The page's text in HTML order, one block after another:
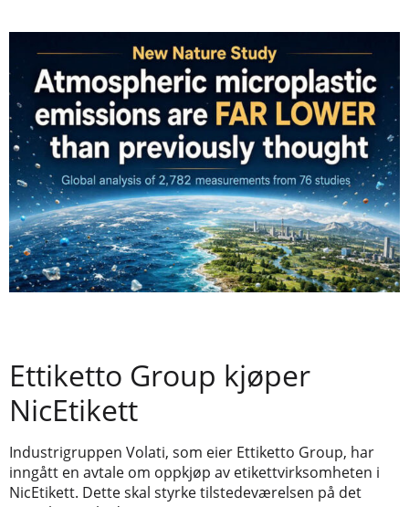
Ettiketto Group kjøper
NicEtikett
Industrigruppen Volati, som eier Ettiketto Group, har
inngått en avtale om oppkjøp av etikettvirksomheten i
NicEtikett. Dette skal styrke tilstedeværelsen på det